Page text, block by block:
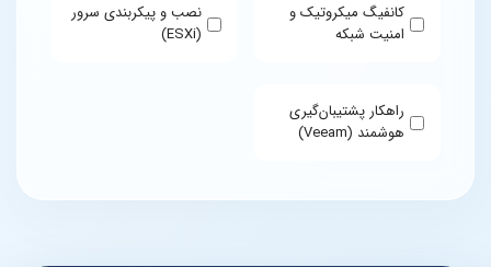
کانفیگ میکروتیک و
امنیت شبکه
نصب و پیکربندی سرور
(ESXi)
راهکار پشتیبان‌گیری
هوشمند (Veeam)